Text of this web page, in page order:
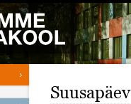
Suusapäev